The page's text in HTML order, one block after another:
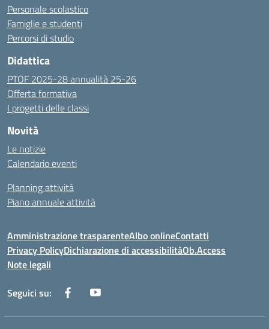
Personale scolastico
Famiglie e studenti
Percorsi di studio
Didattica
PTOF 2025-28 annualità 25-26
Offerta formativa
I progetti delle classi
Novità
Le notizie
Calendario eventi
Planning attività
Piano annuale attività
Amministrazione trasparenteAlbo onlineContatti
Privacy PolicyDichiarazione di accessibilitàOb.Access
Note legali
Seguici su: